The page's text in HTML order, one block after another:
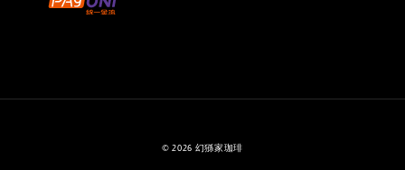
© 2026 幻猻家珈琲